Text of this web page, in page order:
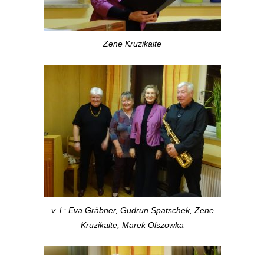
Zene Kruzikaite
v. l.: Eva Gräbner, Gudrun Spatschek, Zene
Kruzikaite, Marek Olszowka